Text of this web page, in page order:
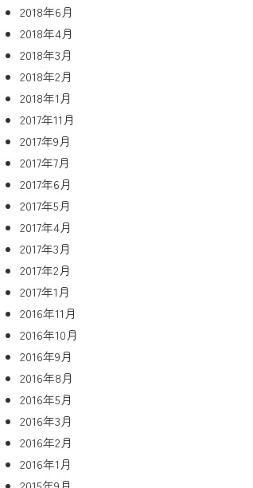
2018年6月
2018年4月
2018年3月
2018年2月
2018年1月
2017年11月
2017年9月
2017年7月
2017年6月
2017年5月
2017年4月
2017年3月
2017年2月
2017年1月
2016年11月
2016年10月
2016年9月
2016年8月
2016年5月
2016年3月
2016年2月
2016年1月